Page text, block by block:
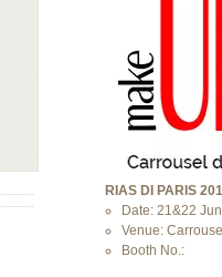
RIAS DI PARIS
Date: 21&22
Venue:
Booth No.: